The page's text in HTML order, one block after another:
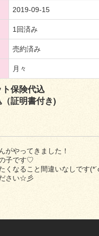
2019-09-15
1回済み
売約済み
月々
保険代込
証明書付き)
がやってきました！
子です♡
くなること間違いなしです
さい☆彡